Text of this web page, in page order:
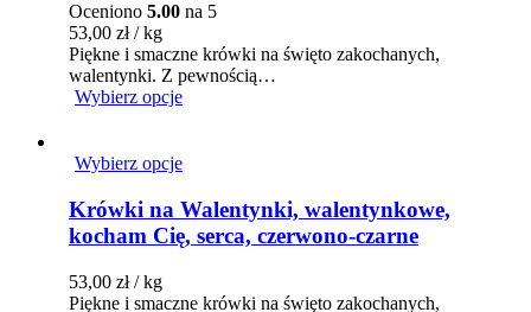
Oceniono 5.00 na 5
53,00 zł / kg
Piękne i smaczne krówki na święto zakochanych,
walentynki. Z pewnością…
Wybierz opcje
Wybierz opcje
Krówki na Walentynki, walentynkowe,
kocham Cię, serca, czerwono-czarne
53,00 zł / kg
Piękne i smaczne krówki na święto zakochanych,